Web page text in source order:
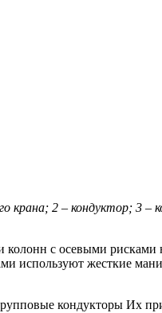
крана; 2 – кондуктор; 3
с осевыми рисками
используют жесткие
кондукторы Их